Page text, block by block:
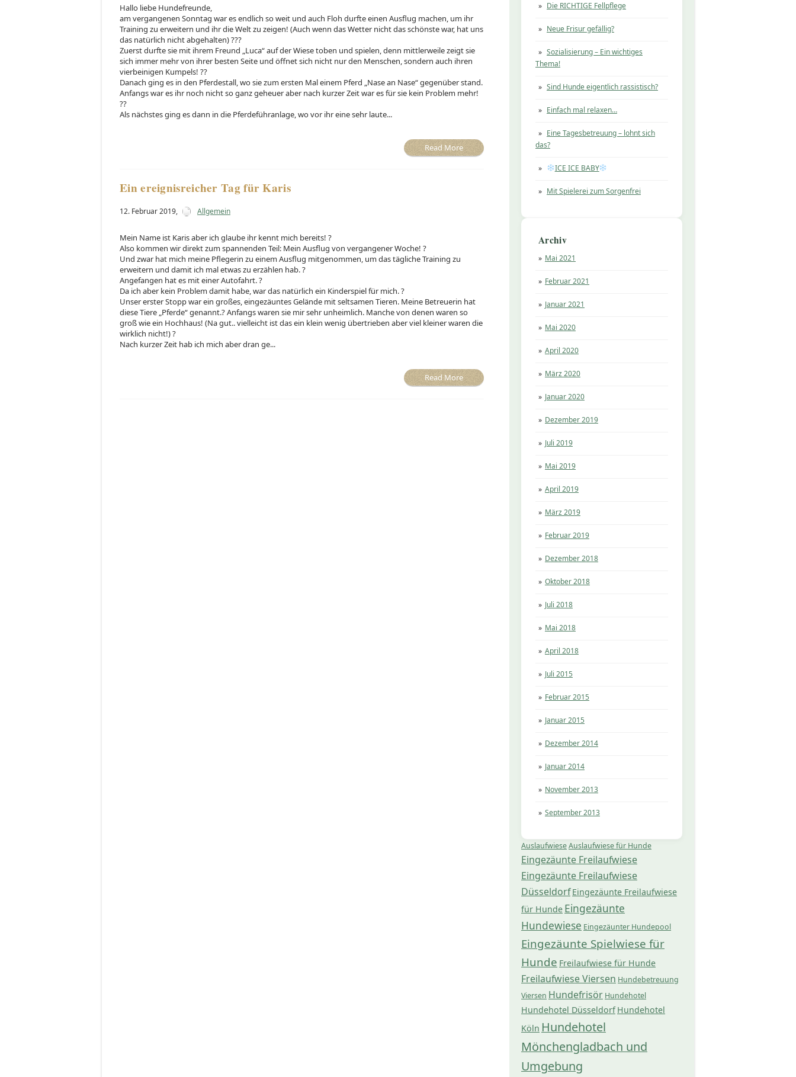
Die RICHTIGE Fellpflege
Neue Frisur gefällig?
Sozialisierung – Ein wichtiges
Thema!
Sind Hunde eigentlich rassistisch?
Einfach mal relaxen…
Eine Tagesbetreuung – lohnt sich
das?
ICE ICE BABY
Mit Spielerei zum Sorgenfrei
Archiv
Mai 2021
Februar 2021
Januar 2021
Mai 2020
April 2020
März 2020
Januar 2020
Dezember 2019
Juli 2019
Mai 2019
April 2019
März 2019
Februar 2019
Dezember 2018
Oktober 2018
Juli 2018
Mai 2018
April 2018
Juli 2015
Februar 2015
Januar 2015
Dezember 2014
Januar 2014
November 2013
September 2013
AuslaufwieseAuslaufwiese für Hunde
Eingezäunte Freilaufwiese
Eingezäunte Freilaufwiese
Düsseldorf Eingezäunte Freilaufwiese
für Hunde Eingezäunte
Hundewiese Eingezäunter Hundepool
Eingezäunte Spielwiese für
Hunde Freilaufwiese für Hunde
Freilaufwiese Viersen Hundebetreuung
Viersen Hundefrisör Hundehotel
Hundehotel Düsseldorf Hundehotel
Köln Hundehotel
Mönchengladbach und
Umgebung
Hallo liebe Hundefreunde,
am vergangenen Sonntag war es endlich so weit und auch Floh durfte einen Ausflug machen, um ihr
Training zu erweitern und ihr die Welt zu zeigen! (Auch wenn das Wetter nicht das schönste war, hat uns
das natürlich nicht abgehalten) ???
Zuerst durfte sie mit ihrem Freund „Luca“ auf der Wiese toben und spielen, denn mittlerweile zeigt sie
sich immer mehr von ihrer besten Seite und öffnet sich nicht nur den Menschen, sondern auch ihren
vierbeinigen Kumpels! ??
Danach ging es in den Pferdestall, wo sie zum ersten Mal einem Pferd „Nase an Nase“ gegenüber stand.
Anfangs war es ihr noch nicht so ganz geheuer aber nach kurzer Zeit war es für sie kein Problem mehr!
??
Als nächstes ging es dann in die Pferdeführanlage, wo vor ihr eine sehr laute...
Read More
Ein ereignisreicher Tag für Karis
12. Februar 2019, Allgemein
Mein Name ist Karis aber ich glaube ihr kennt mich bereits! ?
Also kommen wir direkt zum spannenden Teil: Mein Ausflug von vergangener Woche! ?
Und zwar hat mich meine Pflegerin zu einem Ausflug mitgenommen, um das tägliche Training zu
erweitern und damit ich mal etwas zu erzählen hab. ?
Angefangen hat es mit einer Autofahrt. ?
Da ich aber kein Problem damit habe, war das natürlich ein Kinderspiel für mich. ?
Unser erster Stopp war ein großes, eingezäuntes Gelände mit seltsamen Tieren. Meine Betreuerin hat
diese Tiere „Pferde“ genannt.? Anfangs waren sie mir sehr unheimlich. Manche von denen waren so
groß wie ein Hochhaus! (Na gut.. vielleicht ist das ein klein wenig übertrieben aber viel kleiner waren die
wirklich nicht!) ?
Nach kurzer Zeit hab ich mich aber dran ge...
Read More